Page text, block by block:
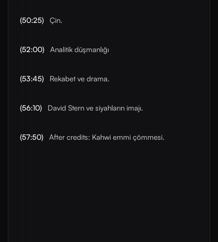
(50:25) Çin.
(52:00) Analitik düşmanlığı
(53:45) Rekabet ve drama.
(56:10) David Stern ve siyahların imajı.
(57:50) After credits: Kahwi emmi çömmesi.